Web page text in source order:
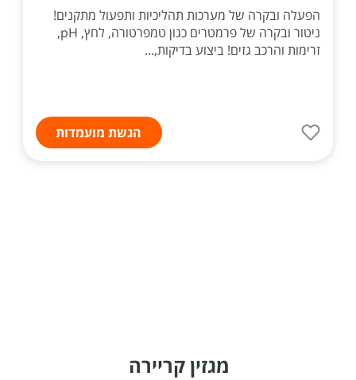
הפעלה ובקרה של מערכות תהליכיות ותפעול מתקנים!
ניטור ובקרה של פרמטרים כגון טמפרטורה, לחץ, pH,
זרימות והרכב גזים! ביצוע בדיקות,...
הגשת מועמדות
מגזין קריירה